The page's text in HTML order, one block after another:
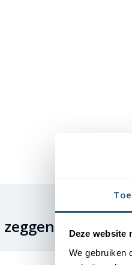
Deze website
We gebruiken
zeggen onze